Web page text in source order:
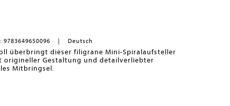
9783649650096 Deutsch
überbringt dieser filigrane Mini-Spiralaufsteller
origineller Gestaltung und detailverliebter
Mitbringsel.